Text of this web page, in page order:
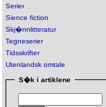
Serier
Sience fiction
Skj�nnlitteratur
Tegneserier
Tidsskrifter
Utenlandsk omtale
S�k i artiklene